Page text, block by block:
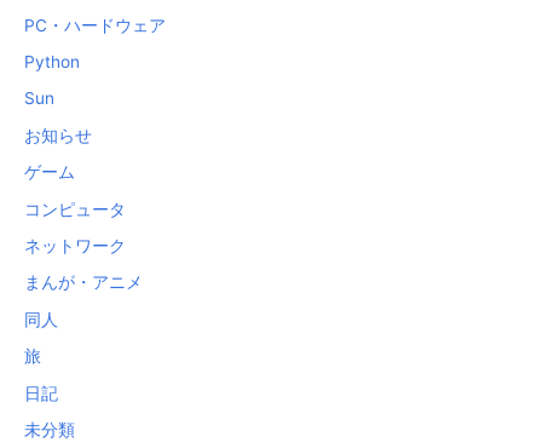
PC・ハードウェア
Python
Sun
お知らせ
ゲーム
コンピュータ
ネットワーク
まんが・アニメ
同人
旅
日記
未分類